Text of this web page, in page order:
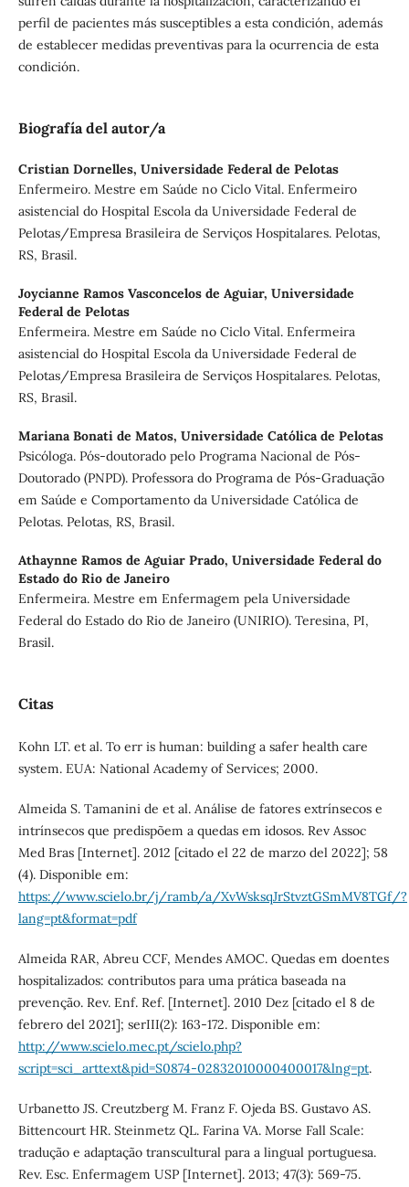
perfil de pacientes más susceptibles a esta condición, además
de establecer medidas preventivas para la ocurrencia de esta
condición.
Biografía del autor/a
Cristian Dornelles, Universidade Federal de Pelotas
Enfermeiro. Mestre em Saúde no Ciclo Vital. Enfermeiro
asistencial do Hospital Escola da Universidade Federal de
Pelotas/Empresa Brasileira de Serviços Hospitalares. Pelotas,
RS, Brasil.
Joycianne Ramos Vasconcelos de Aguiar, Universidade
Federal de Pelotas
Enfermeira. Mestre em Saúde no Ciclo Vital. Enfermeira
asistencial do Hospital Escola da Universidade Federal de
Pelotas/Empresa Brasileira de Serviços Hospitalares. Pelotas,
RS, Brasil.
Mariana Bonati de Matos, Universidade Católica de Pelotas
Psicóloga. Pós-doutorado pelo Programa Nacional de Pós-
Doutorado (PNPD). Professora do Programa de Pós-Graduação
em Saúde e Comportamento da Universidade Católica de
Pelotas. Pelotas, RS, Brasil.
Athaynne Ramos de Aguiar Prado, Universidade Federal do
Estado do Rio de Janeiro
Enfermeira. Mestre em Enfermagem pela Universidade
Federal do Estado do Rio de Janeiro (UNIRIO). Teresina, PI,
Brasil.
Citas
Kohn LT. et al. To err is human: building a safer health care
system. EUA: National Academy of Services; 2000.
Almeida S. Tamanini de et al. Análise de fatores extrínsecos e
intrínsecos que predispõem a quedas em idosos. Rev Assoc
Med Bras [Internet]. 2012 [citado el 22 de marzo del 2022]; 58
(4). Disponible em:
https://www.scielo.br/j/ramb/a/XvWsksqJrStvztGSmMV8TGf/?
lang=pt&format=pdf
Almeida RAR, Abreu CCF, Mendes AMOC. Quedas em doentes
hospitalizados: contributos para uma prática baseada na
prevenção. Rev. Enf. Ref. [Internet]. 2010 Dez [citado el 8 de
febrero del 2021]; serIII(2): 163-172. Disponible em:
http://www.scielo.mec.pt/scielo.php?
script=sci_arttext&pid=S0874-02832010000400017&lng=pt.
Urbanetto JS. Creutzberg M. Franz F. Ojeda BS. Gustavo AS.
Bittencourt HR. Steinmetz QL. Farina VA. Morse Fall Scale:
tradução e adaptação transcultural para a lingual portuguesa.
Rev. Esc. Enfermagem USP [Internet]. 2013; 47(3): 569-75.